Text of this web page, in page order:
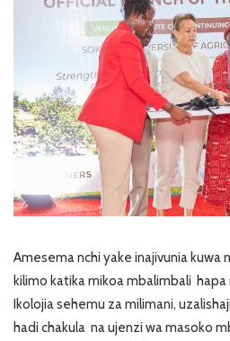
Amesema nchi yake inajivunia kuwa
kilimo katika mikoa mbalimbali
Ikolojia sehemu za milimani,
hadi chakula na ujenzi wa masoko